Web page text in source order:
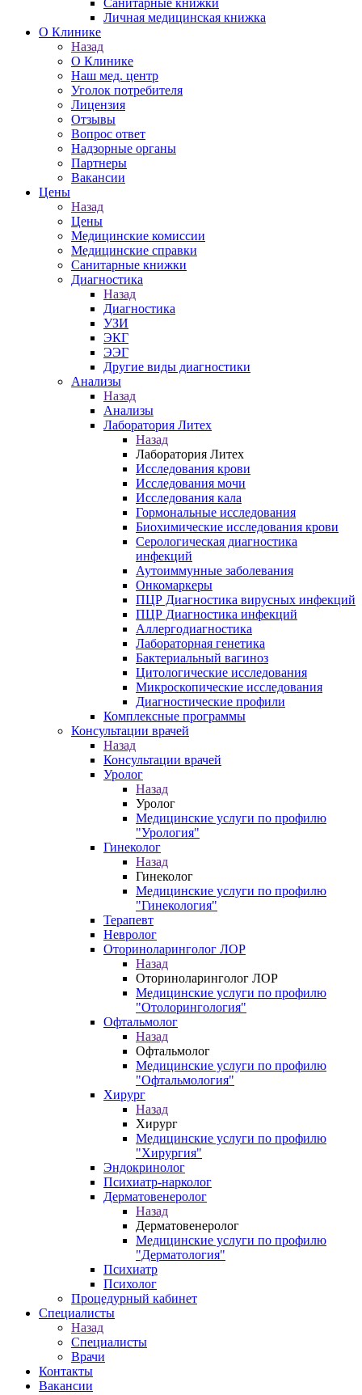
Санитарные книжки
Личная медицинская книжка
О Клинике
Назад
О Клинике
Наш мед. центр
Уголок потребителя
Лицензия
Отзывы
Вопрос ответ
Надзорные органы
Партнеры
Вакансии
Цены
Назад
Цены
Медицинские комиссии
Медицинские справки
Санитарные книжки
Диагностика
Назад
Диагностика
УЗИ
ЭКГ
ЭЭГ
Другие виды диагностики
Анализы
Назад
Анализы
Лаборатория Литех
Назад
Лаборатория Литех
Исследования крови
Исследования мочи
Исследования кала
Гормональные исследования
Биохимические исследования крови
Серологическая диагностика
инфекций
Аутоиммунные заболевания
Онкомаркеры
ПЦР Диагностика вирусных инфекций
ПЦР Диагностика инфекций
Аллергодиагностика
Лабораторная генетика
Бактериальный вагиноз
Цитологические исследования
Микроскопические исследования
Диагностические профили
Комплексные программы
Консультации врачей
Назад
Консультации врачей
Уролог
Назад
Уролог
Медицинские услуги по профилю
"Урология"
Гинеколог
Назад
Гинеколог
Медицинские услуги по профилю
"Гинекология"
Терапевт
Невролог
Оториноларинголог ЛОР
Назад
Оториноларинголог ЛОР
Медицинские услуги по профилю
"Отолорингология"
Офтальмолог
Назад
Офтальмолог
Медицинские услуги по профилю
"Офтальмология"
Хирург
Назад
Хирург
Медицинские услуги по профилю
"Хирургия"
Эндокринолог
Психиатр-нарколог
Дерматовенеролог
Назад
Дерматовенеролог
Медицинские услуги по профилю
"Дерматология"
Психиатр
Психолог
Процедурный кабинет
Специалисты
Назад
Специалисты
Врачи
Контакты
Вакансии